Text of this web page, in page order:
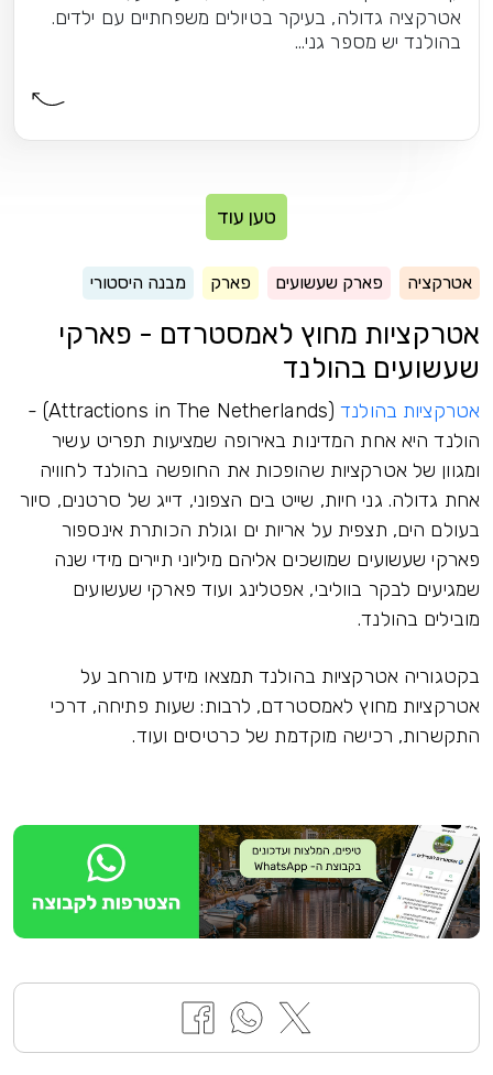
אטרקציה גדולה, בעיקר בטיולים משפחתיים עם ילדים.
בהולנד יש מספר גני...
טען עוד
אטרקציה פארק שעשועים פארק מבנה היסטורי
אטרקציות מחוץ לאמסטרדם - פארקי
שעשועים בהולנד
אטרקציות בהולנד
(Attractions in The Netherlands) -
הולנד היא אחת המדינות באירופה שמציעות תפריט עשיר
ומגוון של אטרקציות שהופכות את החופשה בהולנד לחוויה
אחת גדולה. גני חיות, שייט בים הצפוני, דייג של סרטנים, סיור
בעולם הים, תצפית על אריות ים וגולת הכותרת אינספור
פארקי שעשועים שמושכים אליהם מיליוני תיירים מידי שנה
שמגיעים לבקר בווליבי, אפטלינג ועוד פארקי שעשועים
מובילים בהולנד.
בקטגוריה אטרקציות בהולנד תמצאו מידע מורחב על
אטרקציות מחוץ לאמסטרדם, לרבות: שעות פתיחה, דרכי
התקשרות, רכישה מוקדמת של כרטיסים ועוד.